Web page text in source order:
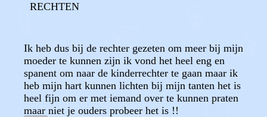
RECHTEN
Ik heb dus bij de rechter gezeten om meer bij mijn
moeder te kunnen zijn ik vond het heel eng en
spanent om naar de kinderrechter te gaan maar ik
heb mijn hart kunnen lichten bij mijn tanten het is
heel fijn om er met iemand over te kunnen praten
maar niet je ouders probeer het is !!